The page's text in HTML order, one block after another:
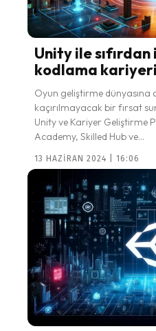
Unity ile
kodlama
Oyun geliştirme dünyasına
kaçırılmayacak bir fırsat
Unity ve Kariyer Geliştirme
Academy, Skilled Hub ve...
13 HAZIRAN 2024 | 16:06